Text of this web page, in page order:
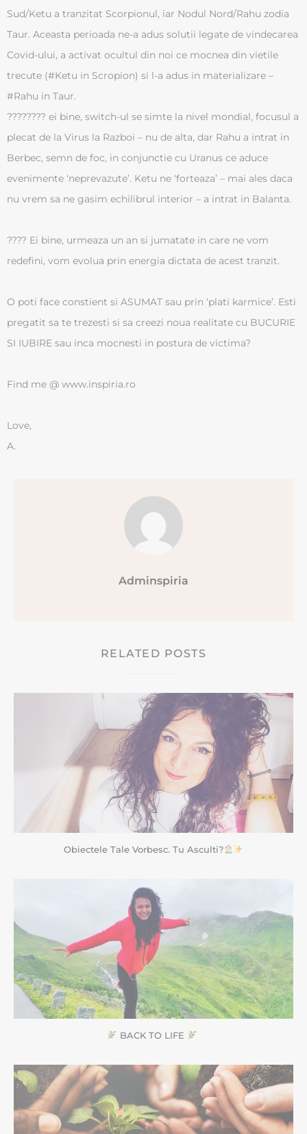
Sud/Ketu a tranzitat Scorpionul, iar Nodul Nord/Rahu zodia
Taur. Aceasta perioada ne-a adus solutii legate de vindecarea
Covid-ului, a activat ocultul din noi ce mocnea din vietile
trecute (#Ketu in Scropion) si l-a adus in materializare –
#Rahu in Taur.
???????? ei bine, switch-ul se simte la nivel mondial, focusul a
plecat de la Virus la Razboi – nu de alta, dar Rahu a intrat in
Berbec, semn de foc, in conjunctie cu Uranus ce aduce
evenimente ‘neprevazute’. Ketu ne ‘forteaza’ – mai ales daca
nu vrem sa ne gasim echilibrul interior – a intrat in Balanta.
???? Ei bine, urmeaza un an si jumatate in care ne vom
redefini, vom evolua prin energia dictata de acest tranzit.
O poti face constient si ASUMAT sau prin ‘plati karmice’. Esti
pregatit sa te trezesti si sa creezi noua realitate cu BUCURIE
SI IUBIRE sau inca mocnesti in postura de victima?
Find me @ www.inspiria.ro
Love,
A.
Adminspiria
RELATED POSTS
Obiectele Tale Vorbesc. Tu Asculti?
BACK TO LIFE